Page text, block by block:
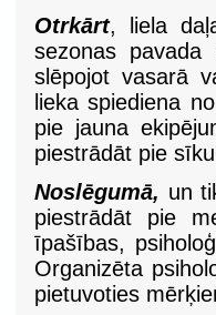
Otrkārt, liela
sezonas
slēpojot vasarā
lieka spiediena
pie jauna
piestrādāt pie
Noslēgumā, un
piestrādāt pie
īpašības,
Organizēta
pietuvoties